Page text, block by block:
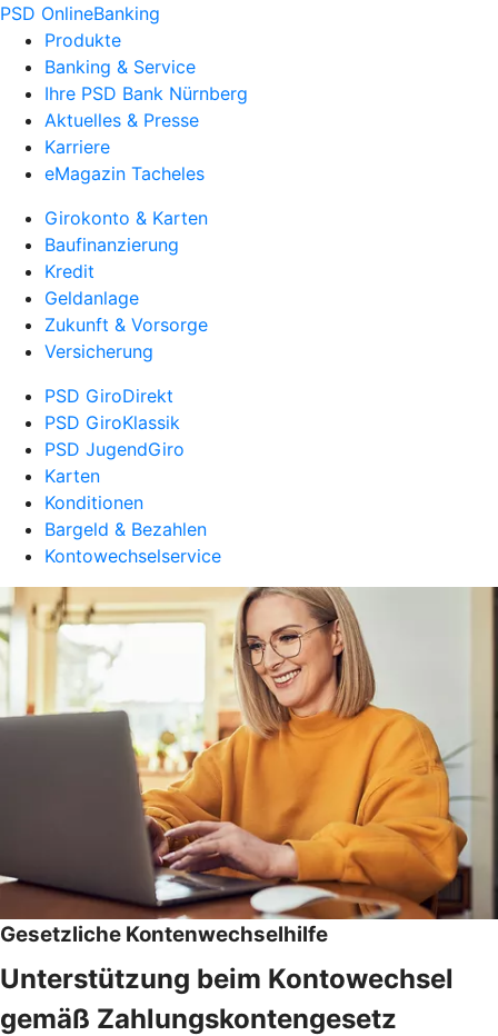
PSD OnlineBanking
Produkte
Banking & Service
Ihre PSD Bank Nürnberg
Aktuelles & Presse
Karriere
eMagazin Tacheles
Girokonto & Karten
Baufinanzierung
Kredit
Geldanlage
Zukunft & Vorsorge
Versicherung
PSD GiroDirekt
PSD GiroKlassik
PSD JugendGiro
Karten
Konditionen
Bargeld & Bezahlen
Kontowechselservice
Gesetzliche Kontenwechselhilfe
Unterstützung beim Kontowechsel
gemäß Zahlungskontengesetz